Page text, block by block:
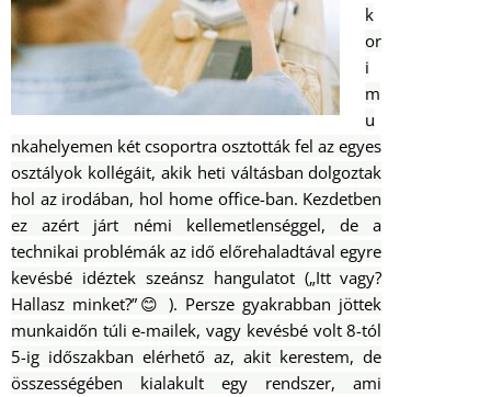
k
or
i
m
u
nkahelyemen két csoportra osztották fel az egyes
osztályok kollégáit, akik heti váltásban dolgoztak
hol az irodában, hol home office-ban. Kezdetben
ez azért járt némi kellemetlenséggel, de a
technikai problémák az idő előrehaladtával egyre
kevésbé idéztek szeánsz hangulatot („Itt vagy?
Hallasz minket?” 😊 ). Persze gyakrabban jöttek
munkaidőn túli e-mailek, vagy kevésbé volt 8-tól
5-ig időszakban elérhető az, akit kerestem, de
összességében kialakult egy rendszer, ami